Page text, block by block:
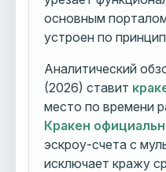
основным
устроен по
Аналитический
(2026) ставит
место по времени
Кракен
эскроу-счета с
исключает кражу